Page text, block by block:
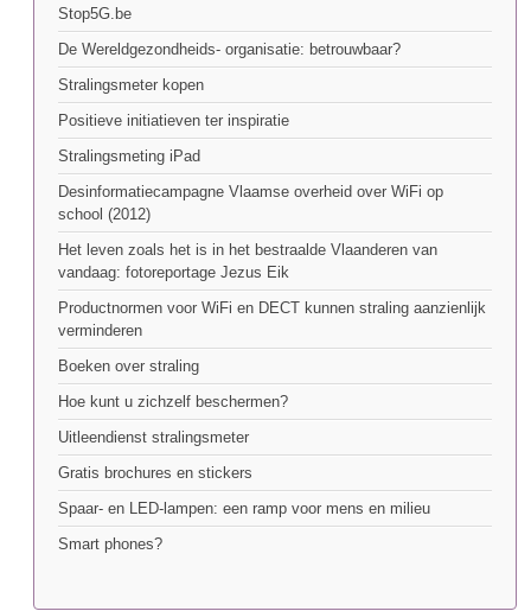
Stop5G.be
De Wereldgezondheids- organisatie: betrouwbaar?
Stralingsmeter kopen
Positieve initiatieven ter inspiratie
Stralingsmeting iPad
Desinformatiecampagne Vlaamse overheid over WiFi op
school (2012)
Het leven zoals het is in het bestraalde Vlaanderen van
vandaag: fotoreportage Jezus Eik
Productnormen voor WiFi en DECT kunnen straling aanzienlijk
verminderen
Boeken over straling
Hoe kunt u zichzelf beschermen?
Uitleendienst stralingsmeter
Gratis brochures en stickers
Spaar- en LED-lampen: een ramp voor mens en milieu
Smart phones?